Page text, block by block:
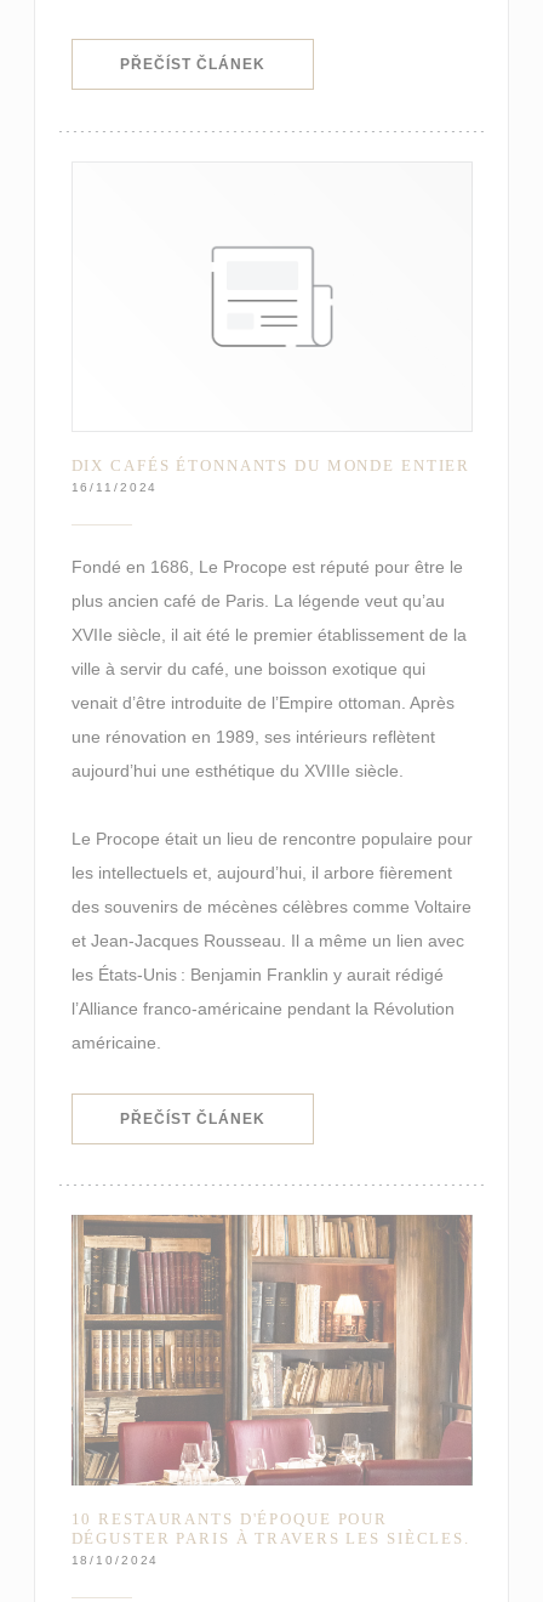
PŘEČÍST ČLÁNEK
DIX CAFÉS ÉTONNANTS DU MONDE ENTIER
16/11/2024
Fondé en 1686, Le Procope est réputé pour être le
plus ancien café de Paris. La légende veut qu’au
XVIIe siècle, il ait été le premier établissement de la
ville à servir du café, une boisson exotique qui
venait d’être introduite de l’Empire ottoman. Après
une rénovation en 1989, ses intérieurs reflètent
aujourd’hui une esthétique du XVIIIe siècle.
Le Procope était un lieu de rencontre populaire pour
les intellectuels et, aujourd’hui, il arbore fièrement
des souvenirs de mécènes célèbres comme Voltaire
et Jean-Jacques Rousseau. Il a même un lien avec
les États-Unis : Benjamin Franklin y aurait rédigé
l’Alliance franco-américaine pendant la Révolution
américaine.
PŘEČÍST ČLÁNEK
10 RESTAURANTS D'ÉPOQUE POUR
DÉGUSTER PARIS À TRAVERS LES SIÈCLES.
18/10/2024